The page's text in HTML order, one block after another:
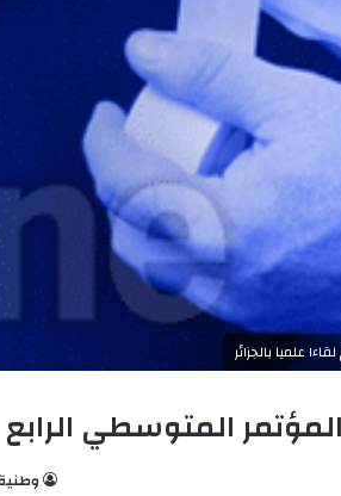
علميا بالجزائر
المؤتمر المتوسطي الرابع